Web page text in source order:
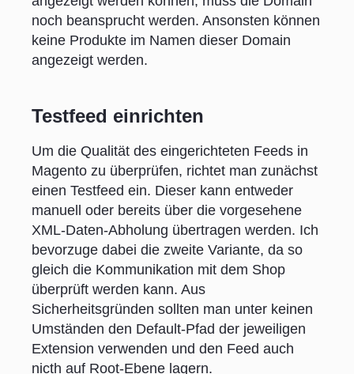
noch beansprucht werden. Ansonsten können
keine Produkte im Namen dieser Domain
angezeigt werden.
Testfeed einrichten
Um die Qualität des eingerichteten Feeds in
Magento zu überprüfen, richtet man zunächst
einen Testfeed ein. Dieser kann entweder
manuell oder bereits über die vorgesehene
XML-Daten-Abholung übertragen werden. Ich
bevorzuge dabei die zweite Variante, da so
gleich die Kommunikation mit dem Shop
überprüft werden kann. Aus
Sicherheitsgründen sollten man unter keinen
Umständen den Default-Pfad der jeweiligen
Extension verwenden und den Feed auch
nicth auf Root-Ebene lagern.